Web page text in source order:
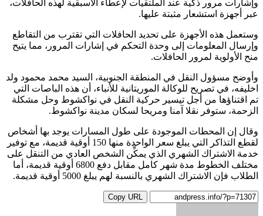
وإشارات مرور ذكية عند الملتقيات لإعطاء الأسبقية لهذه الحافلات،
عبر أجهزة استشعار مثبتة عليها.
وستعمل هذه الأجهزة على تحديد الحافلات التي تقترب من التقاطع
وإرسال المعلومات إلى وحدة التحكم في إشارات المرور، مما يتيح
منح الأولوية لمرور الحافلات.
وأوضح مسؤول النقل في المنطقة الجنوبية، السيد محمد محمود ولد
اخليفه، في تصريح للوكالة الموريتانية للأنباء، أن هذه الباصات التي
تم اقتناؤها من أجل تيسير حركية النقل في نواكشوط وحل مشكلة
الزحمة، ستوفر نقلا آمنا ومريحا لسكان مدينة نواكشوط.
وقال إن المحطات الموجودة على طول المسارات يوجد بها أشخاص
لقطع التذاكر التي يبلغ سعر الواحدة منها 150 أوقية قديمة، مع توفير
خدمة الاشتراك الشهري الذي يمكِّن الشخص العادي من التنقل على
مختلف الخطوط مدة شهر كامل مقابل دفع 6800 أوقية قديمة، أما
الطلاب فإن الاشتراك الشهري بالنسبة لهم يبلغ 5000 أوقية قديمة.
Copy URL